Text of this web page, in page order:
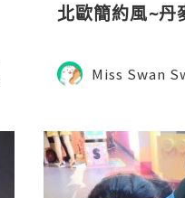
北歐簡約風~
Miss Swan